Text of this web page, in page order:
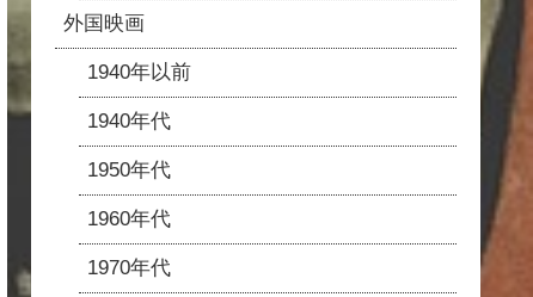
外国映画
1940年以前
1940年代
1950年代
1960年代
1970年代